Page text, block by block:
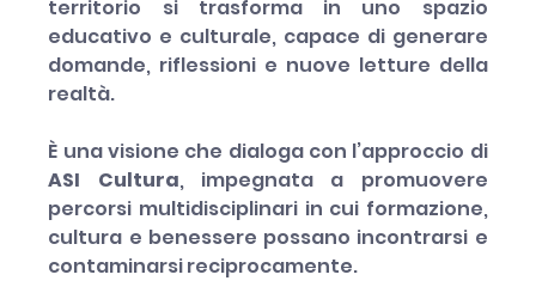
territorio si trasforma in uno spazio
educativo e culturale, capace di generare
domande, riflessioni e nuove letture della
realtà.
È una visione che dialoga con l’approccio di
ASI Cultura, impegnata a promuovere
percorsi multidisciplinari in cui formazione,
cultura e benessere possano incontrarsi e
contaminarsi reciprocamente.